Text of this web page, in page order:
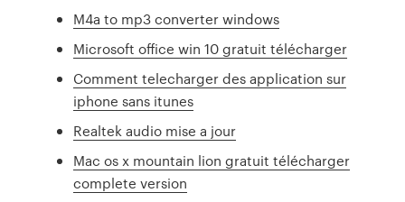
M4a to mp3 converter windows
Microsoft office win 10 gratuit télécharger
Comment telecharger des application sur
iphone sans itunes
Realtek audio mise a jour
Mac os x mountain lion gratuit télécharger
complete version